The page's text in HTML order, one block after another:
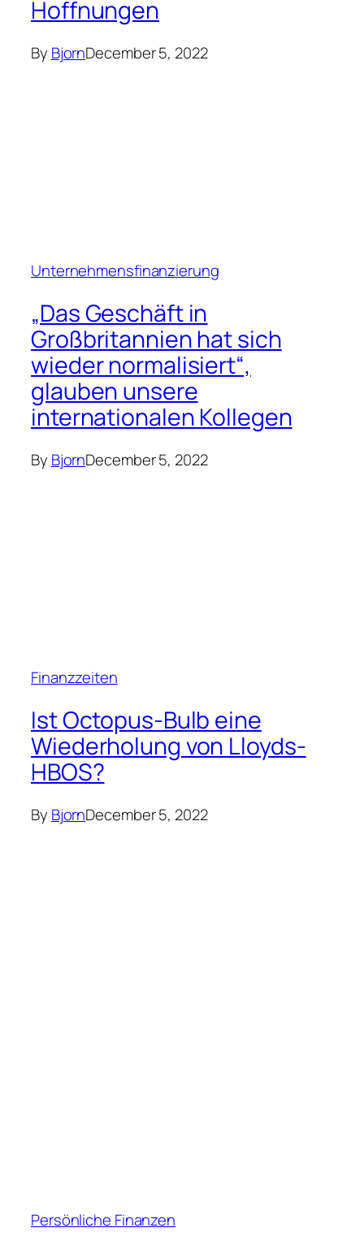
Hoffnungen
By BjornDecember 5, 2022
Unternehmensfinanzierung
„Das Geschäft in
Großbritannien hat sich
wieder normalisiert“,
glauben unsere
internationalen Kollegen
By BjornDecember 5, 2022
Finanzzeiten
Ist Octopus-Bulb eine
Wiederholung von Lloyds-
HBOS?
By BjornDecember 5, 2022
Persönliche Finanzen